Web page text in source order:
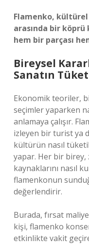
Flamenko,
arasında bir
hem bir parçası
Bireysel
Sanatın
Ekonomik teoriler,
seçimler yaparken
anlamaya çalışır.
izleyen bir turist ya
kültürün nasıl
yapar. Her bir birey,
kaynaklarını nasıl
flamenkonun
değerlendirir.
Burada, fırsat
kişi, flamenko
etkinlikte vakit